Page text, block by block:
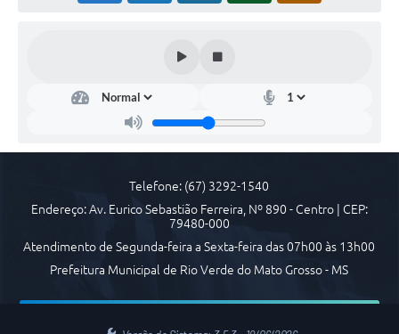
Obras
Telefone: (67) 3292-1540
Endereço: Av. Eurico Sebastião Ferreira, Nº 890 - Centro | CEP:
79480-000
Atendimento de Segunda-feira a Sexta-feira das 07h00 às 13h00
Prefeitura Municipal de Rio Verde do Mato Grosso - MS